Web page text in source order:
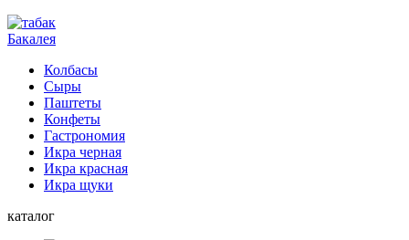
Бакалея
Колбасы
Сыры
Паштеты
Конфеты
Гастрономия
Икра черная
Икра красная
Икра щуки
каталог